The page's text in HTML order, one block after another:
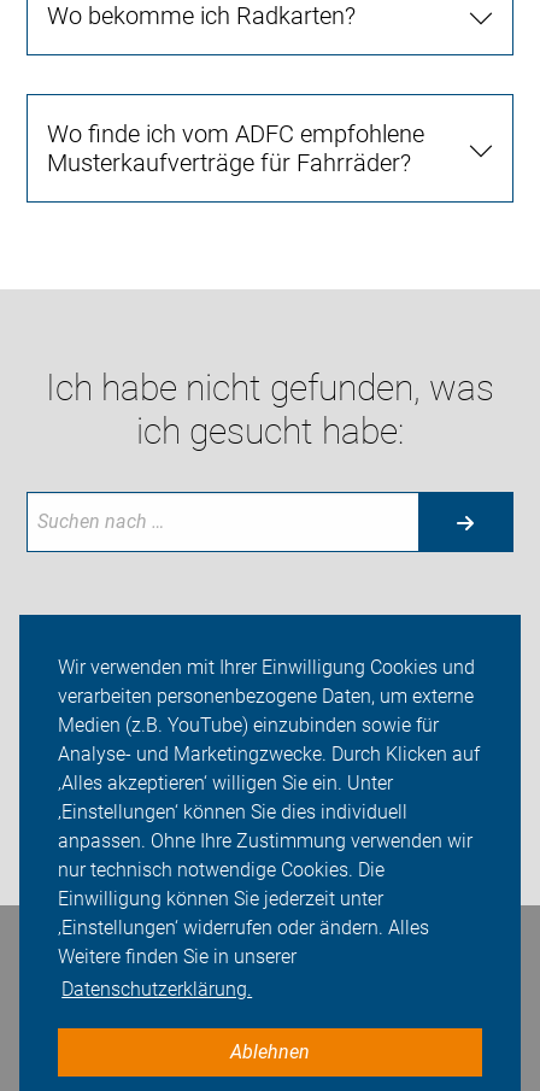
Wir verwenden mit Ihrer Einwilligung Cookies und
verarbeiten personenbezogene Daten, um externe
Medien (z.B. YouTube) einzubinden sowie für
Analyse- und Marketingzwecke. Durch Klicken auf
‚Alles akzeptieren‘ willigen Sie ein. Unter
‚Einstellungen‘ können Sie dies individuell
anpassen. Ohne Ihre Zustimmung verwenden wir
nur technisch notwendige Cookies. Die
Einwilligung können Sie jederzeit unter
‚Einstellungen‘ widerrufen oder ändern. Alles
Weitere finden Sie in unserer
Datenschutzerklärung.
Ablehnen
Wo bekomme ich Radkarten?
Wo finde ich vom ADFC empfohlene
Musterkaufverträge für Fahrräder?
Ich habe nicht gefunden, was
ich gesucht habe:
ADFC Wunsiedel
Jahresprogramm
Sei dabei
Login
Bleiben Sie in Kontakt